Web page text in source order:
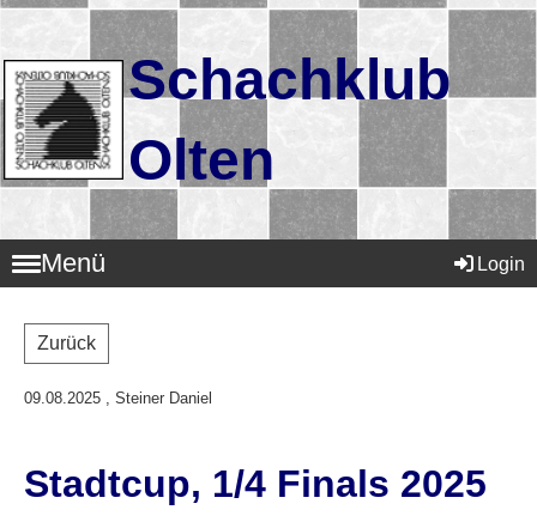
Schachklub
Olten
Menü Login
Zurück
09.08.2025 , Steiner Daniel
Stadtcup, 1/4 Finals 2025